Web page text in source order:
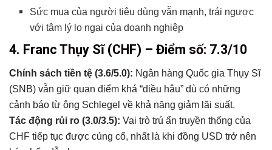
Sức mua của người tiêu dùng vẫn mạnh, trái ngược
với tâm lý lo ngại của doanh nghiệp
4. Franc Thụy Sĩ (CHF) – Điểm số: 7.3/10
Chính sách tiền tệ (3.6/5.0): Ngân hàng Quốc gia Thụy Sĩ
(SNB) vẫn giữ quan điểm khá “diều hâu” dù có những
cảnh báo từ ông Schlegel về khả năng giảm lãi suất.
Tác động rủi ro (3.0/3.5): Vai trò trú ẩn truyền thống của
CHF tiếp tục được củng cố, nhất là khi đồng USD trở nên